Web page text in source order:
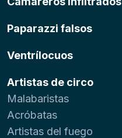
Paparazzi falsos
Ventrílocuos
Artistas de circo
Malabaristas
Acróbatas
Artistas del fuego